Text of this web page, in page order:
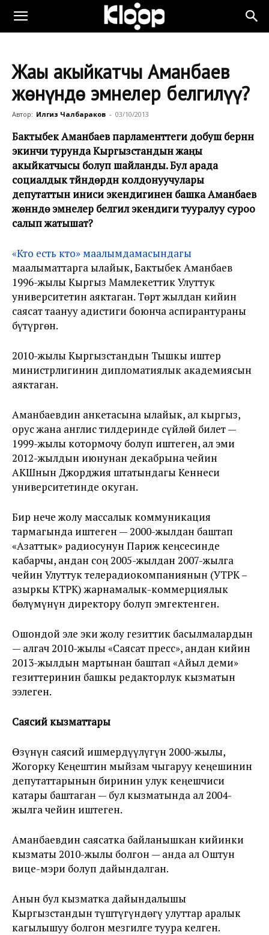
Жаңы акыйкатчы Аманбаев
жөнүндө эмнелер белгилүү?
Автор: Илгиз Чалбараков - 03/10/2013
Бактыбек Аманбаев парламенттеги добуш берүүнүн
экинчи турунда Кыргызстандын жаңы
акыйкатчысы болуп шайланды. Бул арада
социалдык түйүндөрдүн колдонуучулары
депутаттын иниси экендигинен башка Аманбаев
жөнүндө эмнелер белгилүү экендиги тууралуу суроо
салып жатышат?
«Кто есть кто» маалымдамасындагы
маалыматтарга ылайык, Бактыбек Аманбаев
1996-жылы Кыргыз Мамлекеттик Улуттук
университетин аяктаган. Төрт жылдан кийин
саясат таануу адистиги боюнча аспирантураны
бүтүргөн.
2010-жылы Кыргызстандын Тышкы иштер
министрлигинин дипломатиялык академиясын
аяктаган.
Аманбаевдин анкетасына ылайык, ал кыргыз,
орус жана англис тилдеринде сүйлөй билет —
1999-жылы котормочу болуп иштеген, ал эми
2012-жылдын июнунан декабрына чейин
АКШнын Джорджия штатындагы Кеннеси
университетинде окуган.
Бир нече жолу массалык коммуникация
тармагында иштеген — 2000-жылдан баштап
«Азаттык» радиосунун Париж кеңсесинде
кабарчы, андан соң 2005-жылдан 2007-жылга
чейин Улуттук телерадиокомпаниянын (УТРК –
азыркы КТРК) жарнамалык-коммерциялык
бөлүмүнүн директору болуп эмгектенген.
Ошондой эле эки жолу гезиттик басылмалардын
— алгач 2010-жылы «Саясат пресс», андан кийин
2013-жылдын мартынан баштап «Айыл деми»
гезиттеринин башкы редакторлук кызматын
ээлеген.
Саясий кызматтары
Өзүнүн саясий ишмердүүлүгүн 2000-жылы,
Жогорку Кеңештин мыйзам чыгаруу кеңешинин
депутаттарынын биринин улук кеңешчиси
катары баштаган — бул кызматында ал 2004-
жылга чейин иштеген.
Аманбаевдин саясатка байланышкан кийинки
кызматы 2010-жылы болгон — анда ал Оштун
вице-мэри болуп дайындалган.
Анын бул кызматка дайындалышы
Кыргызстандын түштүгүндөгү улуттар аралык
кагылышуу болгон мезгилге туура келген.